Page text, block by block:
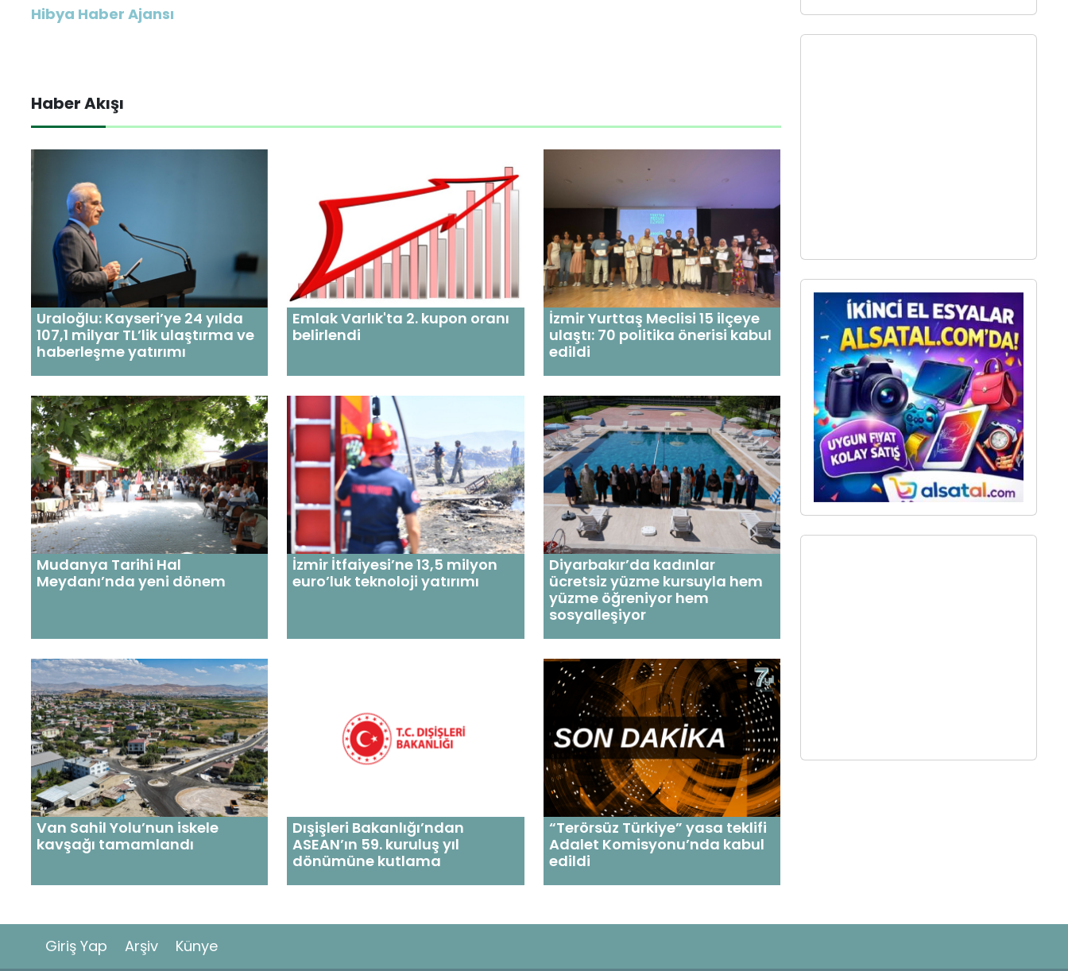
Hibya Haber Ajansı
Haber Akışı
Uraloğlu: Kayseri’ye 24 yılda
107,1 milyar TL’lik ulaştırma ve
haberleşme yatırımı
Emlak Varlık'ta 2. kupon oranı
belirlendi
İzmir Yurttaş Meclisi 15 ilçeye
ulaştı: 70 politika önerisi kabul
edildi
Mudanya Tarihi Hal
Meydanı’nda yeni dönem
İzmir İtfaiyesi’ne 13,5 milyon
euro’luk teknoloji yatırımı
Diyarbakır’da kadınlar
ücretsiz yüzme kursuyla hem
yüzme öğreniyor hem
sosyalleşiyor
Van Sahil Yolu’nun iskele
kavşağı tamamlandı
Dışişleri Bakanlığı’ndan
ASEAN’ın 59. kuruluş yıl
dönümüne kutlama
“Terörsüz Türkiye” yasa teklifi
Adalet Komisyonu’nda kabul
edildi
Giriş Yap Arşiv Künye